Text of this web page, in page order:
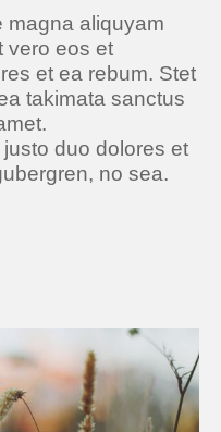
magna aliquyam
vero eos et
et ea rebum. Stet
takimata sanctus
duo dolores et
no sea.